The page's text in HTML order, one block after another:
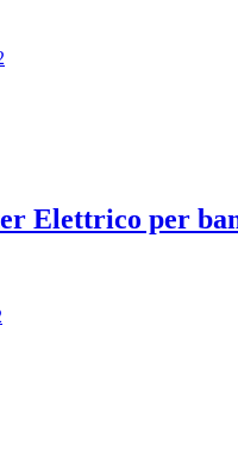
Elettrico per